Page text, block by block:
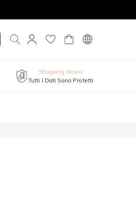
Shopping Sicuro
Tutti I Dati Sono Protetti